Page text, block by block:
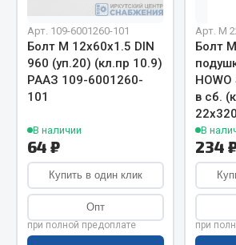
Блоки реле и предохранителей
Вилки нагрузочные
Выключатели и переключатели
Выключатель массы
Изолента
Показать ещё
Весь раздел
Арт. 109-6001260-101
Болт М 12х60х1.5 DIN
960 (уп.20) (кл.пр 10.9)
РААЗ 109-6001260-
101
В наличии
64 ₽
Купить в один клик
Опт
при полной предоплате
Арт. М
Болт
в сб.
22х320
В
234
при